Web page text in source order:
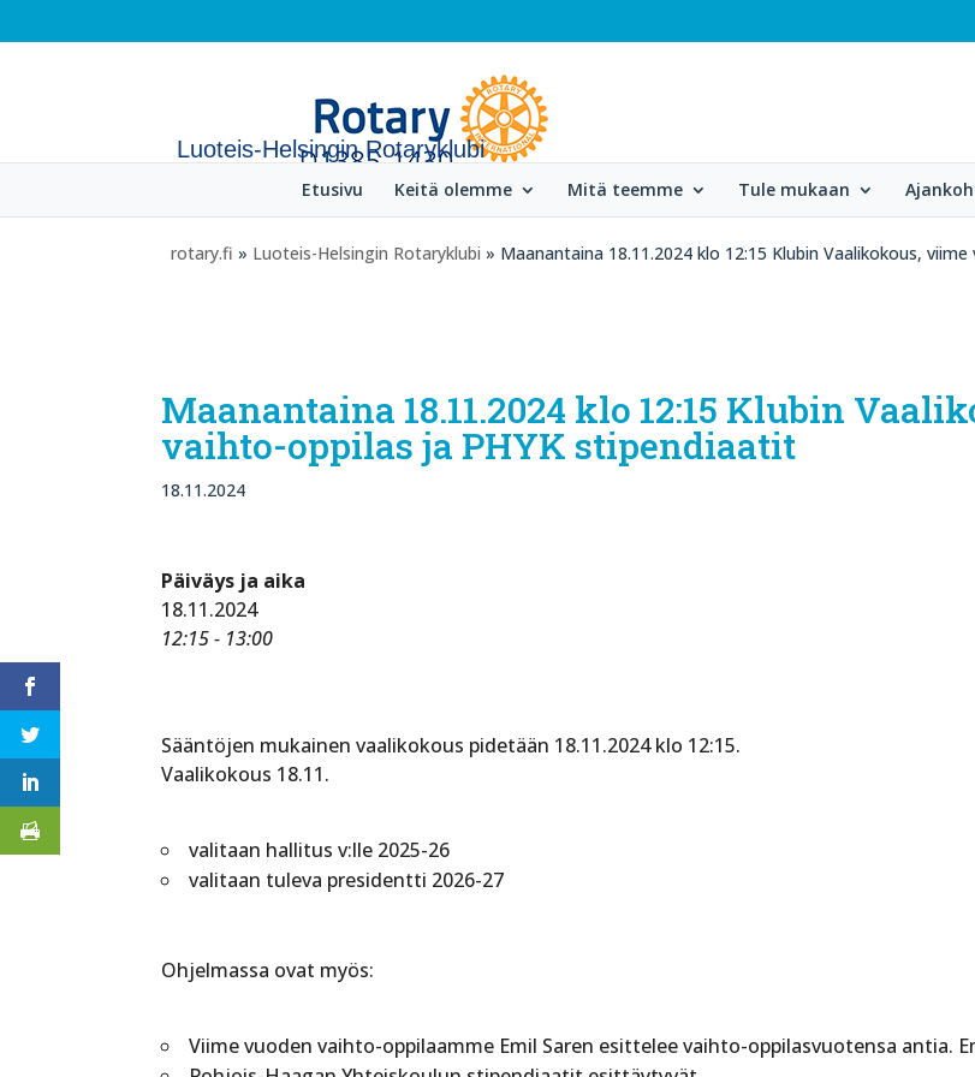
Luoteis-Helsingin Rotaryklubi
Etusivu Keitä olemme Mitä teemme Tule mukaan
rotary.fi » Luoteis-Helsingin Rotaryklubi » Maanantaina 18.11.2024 klo 12:15 Klubin Vaalikokous,
Maanantaina 18.11.2024 klo 12:15 Klubin
vaihto-oppilas ja PHYK stipendiaatit
18.11.2024
Päiväys ja aika
18.11.2024
12:15 - 13:00
Sääntöjen mukainen vaalikokous pidetään 18.11.2024 klo 12:15.
Vaalikokous 18.11.
valitaan hallitus v:lle 2025-26
valitaan tuleva presidentti 2026-27
Ohjelmassa ovat myös:
Viime vuoden vaihto-oppilaamme Emil Saren esittelee vaihto-oppilasvuotensa antia.